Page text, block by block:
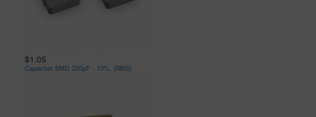
$1.05
Capacitor SMD 220pF - 10%, (0805)